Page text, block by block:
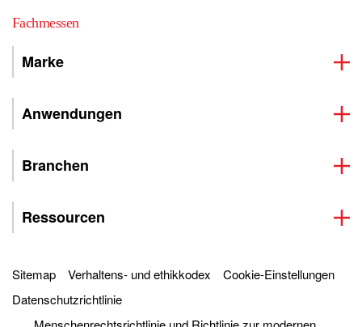
Fachmessen
Marke
Anwendungen
Branchen
Ressourcen
Sitemap Verhaltens- und ethikkodex
Cookie-Einstellungen
Datenschutzrichtlinie